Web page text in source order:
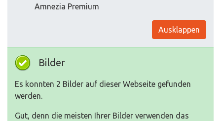
Amnezia Premium
Ausklappen
Bilder
Es konnten 2 Bilder auf dieser Webseite gefunden
werden.
Gut, denn die meisten Ihrer Bilder verwenden das